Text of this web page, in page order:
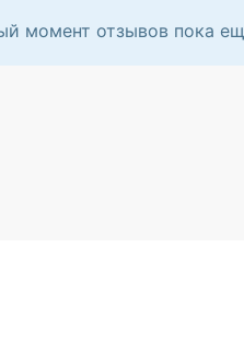
момент отзывов пока